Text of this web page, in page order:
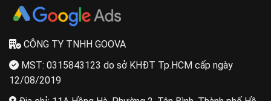
CÔNG TY TNHH GOOVA
MST: 0315843123 do sở KHĐT Tp.HCM cấp ngày
12/08/2019